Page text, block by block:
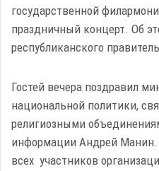
государственной
праздничный концерт. Об
республиканского
Гостей вечера поздравил
национальной политики,
религиозными
информации Андрей Манин.
всех участников